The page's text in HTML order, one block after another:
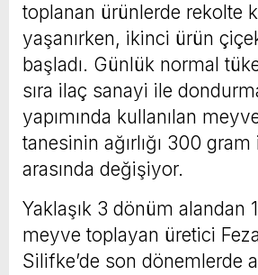
toplanan ürünlerde rekolte
yaşanırken, ikinci ürün
başladı. Günlük normal
sıra ilaç sanayi ile
yapımında kullanılan
tanesinin ağırlığı 300
arasında değişiyor.
Yaklaşık 3 dönüm alandan
meyve toplayan üretici
Silifke’de son dönemlerde